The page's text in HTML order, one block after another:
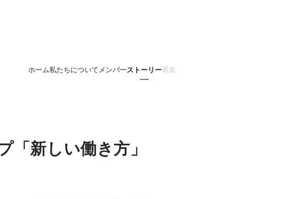
ホーム私たちについて メンバーストーリー募集
「新しい働き方」